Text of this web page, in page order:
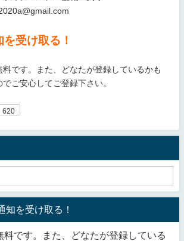
受け取る！
料です。また、どなたが登録しているかも
ご安心してご登録下さい。
620
知を受け取る！
料です。また、どなたが登録している